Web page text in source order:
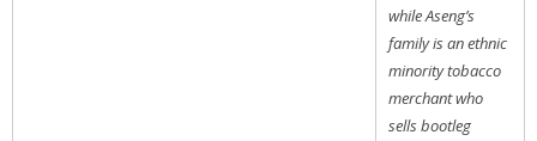
while Aseng’s
family is an ethnic
minority tobacco
merchant who
sells bootleg